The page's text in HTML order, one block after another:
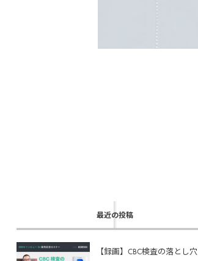
最近の投稿
【録画】CBC検査の落とし